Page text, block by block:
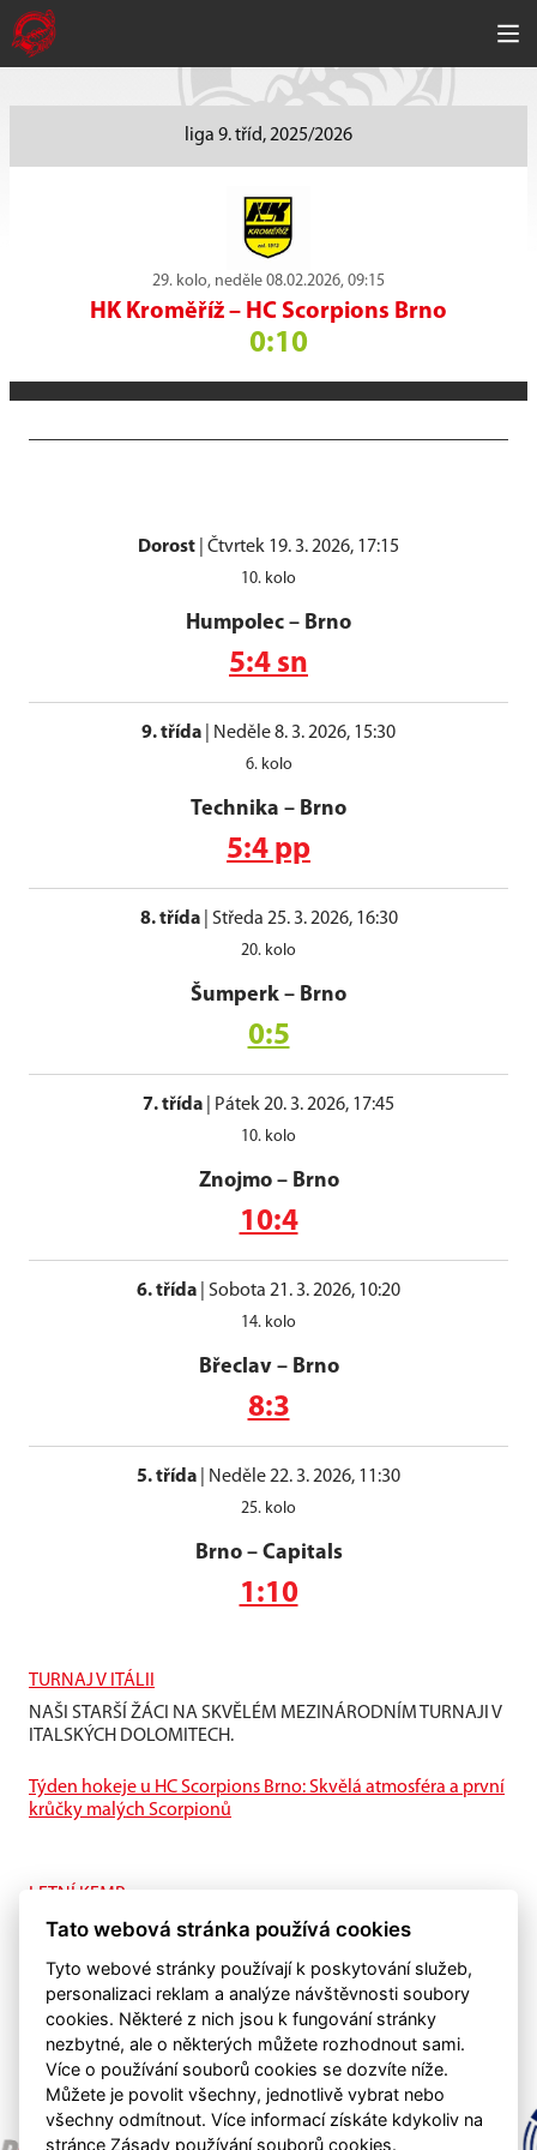
liga 9. tříd, 2025/2026
29. kolo, neděle 08.02.2026, 09:15
HK Kroměříž – HC Scorpions Brno
0:10
Dorost Čtvrtek 19. 3. 2026, 17:15
10. kolo
Humpolec – Brno
5:4 sn
9. třída Neděle 8. 3. 2026, 15:30
6. kolo
Technika – Brno
5:4 pp
8. třída| Středa 25. 3. 2026, 16:30
20. kolo
Šumperk – Brno
0:5
7. třída Pátek 20. 3. 2026, 17:45
10. kolo
Znojmo– Brno
10:4
6. třída Sobota 21. 3. 2026, 10:20
14. kolo
Břeclav– Brno
8:3
5. třída Neděle 22. 3. 2026, 11:30
25. kolo
Brno– Capitals
1:10
TURNAJ V ITÁLII
NAŠI STARŠÍ ŽÁCI NA SKVĚLÉM MEZINÁRODNÍM TURNAJI V
ITALSKÝCH DOLOMITECH.
Týden hokeje u HC Scorpions Brno: Skvělá atmosféra a první
krůčky malých Scorpionů
LETNÍ KEMP
I na ledě je letní příprava také důležitá.
Tato webová stránka používá cookies
Tyto webové stránky používají k poskytování služeb,
personalizaci reklam a analýze návštěvnosti soubory
cookies. Některé z nich jsou k fungování stránky
nezbytné, ale o některých můžete rozhodnout sami.
Více o používání souborů cookies se dozvíte níže.
Můžete je povolit všechny, jednotlivě vybrat nebo
všechny odmítnout. Více informací získáte kdykoliv na
stránce Zásady používání souborů cookies.